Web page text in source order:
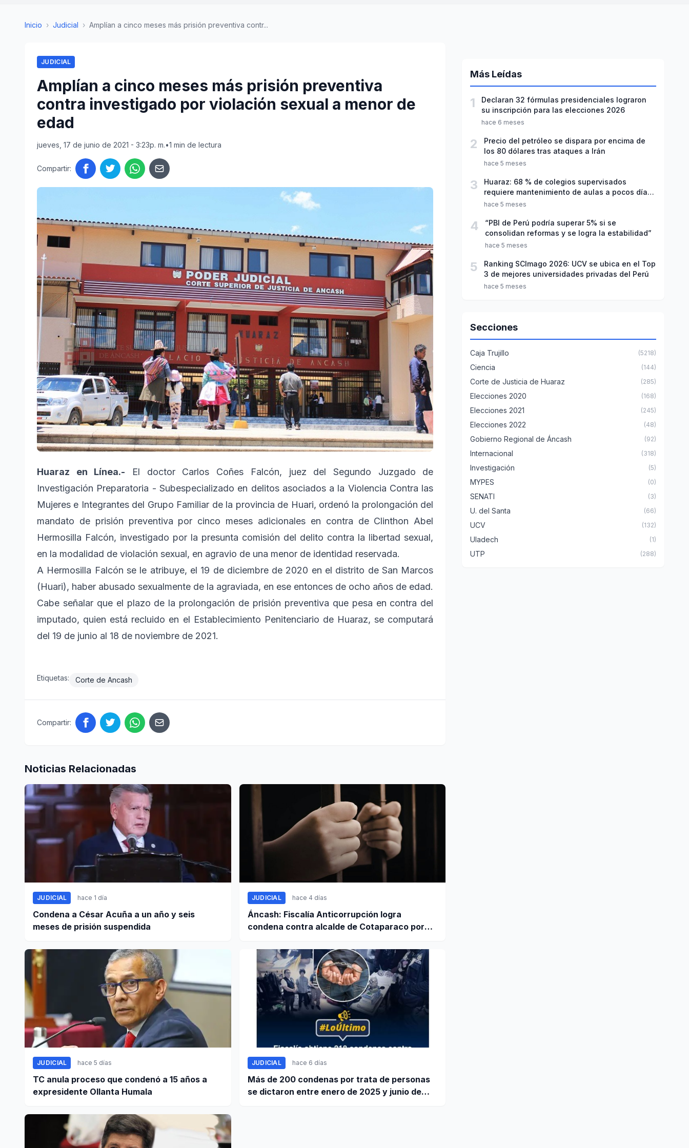
Inicio › Judicial › Amplían a cinco meses más prisión preventiva contr...
JUDICIAL
Amplían a cinco meses más prisión preventiva
contra investigado por violación sexual a menor de
edad
jueves, 17 de junio de 2021 - 3:23p. m.•1 min de lectura
Compartir:
Huaraz en Línea.- El doctor Carlos Coñes Falcón, juez del Segundo Juzgado de
Investigación Preparatoria - Subespecializado en delitos asociados a la Violencia Contra las
Mujeres e Integrantes del Grupo Familiar de la provincia de Huari, ordenó la prolongación del
mandato de prisión preventiva por cinco meses adicionales en contra de Clinthon Abel
Hermosilla Falcón, investigado por la presunta comisión del delito contra la libertad sexual,
en la modalidad de violación sexual, en agravio de una menor de identidad reservada.
A Hermosilla Falcón se le atribuye, el 19 de diciembre de 2020 en el distrito de San Marcos
(Huari), haber abusado sexualmente de la agraviada, en ese entonces de ocho años de edad.
Cabe señalar que el plazo de la prolongación de prisión preventiva que pesa en contra del
imputado, quien está recluido en el Establecimiento Penitenciario de Huaraz, se computará
del 19 de junio al 18 de noviembre de 2021.
Etiquetas: Corte de Ancash
Compartir:
Noticias Relacionadas
JUDICIAL hace 1 día
Condena a César Acuña a un año y seis
meses de prisión suspendida
JUDICIAL hace 4 días
Áncash: Fiscalía Anticorrupción logra
condena contra alcalde de Cotaparaco por
JUDICIAL hace 5 días
TC anula proceso que condenó a 15 años a
expresidente Ollanta Humala
JUDICIAL hace 6 días
Más de 200 condenas por trata de personas
se dictaron entre enero de 2025 y junio de
Más Leídas
1
Declaran 32 fórmulas presidenciales lograron
su inscripción para las elecciones 2026
hace 6 meses
2
Precio del petróleo se dispara por encima de
los 80 dólares tras ataques a Irán
hace 5 meses
3
Huaraz: 68 % de colegios supervisados
requiere mantenimiento de aulas a pocos días
de inicio del año escolar 2026
hace 5 meses
4
“PBI de Perú podría superar 5% si se
consolidan reformas y se logra la estabilidad”
hace 5 meses
5
Ranking SCImago 2026: UCV se ubica en el Top
3 de mejores universidades privadas del Perú
hace 5 meses
Secciones
Caja Trujillo (5218)
Ciencia (144)
Corte de Justicia de Huaraz (285)
Elecciones 2020 (168)
Elecciones 2021 (245)
Elecciones 2022 (48)
Gobierno Regional de Áncash (92)
Internacional (318)
Investigación (5)
MYPES (0)
SENATI (3)
U. del Santa (66)
UCV (132)
Uladech (1)
UTP (288)